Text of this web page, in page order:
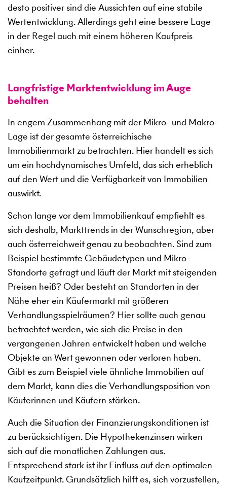
desto positiver sind die Aussichten auf eine stabile
Wertentwicklung. Allerdings geht eine bessere Lage
in der Regel auch mit einem höheren Kaufpreis
einher.
Langfristige Marktentwicklung im Auge
behalten
In engem Zusammenhang mit der Mikro- und Makro-
Lage ist der gesamte österreichische
Immobilienmarkt zu betrachten. Hier handelt es sich
um ein hochdynamisches Umfeld, das sich erheblich
auf den Wert und die Verfügbarkeit von Immobilien
auswirkt.
Schon lange vor dem Immobilienkauf empfiehlt es
sich deshalb, Markttrends in der Wunschregion, aber
auch österreichweit genau zu beobachten. Sind zum
Beispiel bestimmte Gebäudetypen und Mikro-
Standorte gefragt und läuft der Markt mit steigenden
Preisen heiß? Oder besteht an Standorten in der
Nähe eher ein Käufermarkt mit größeren
Verhandlungsspielräumen? Hier sollte auch genau
betrachtet werden, wie sich die Preise in den
vergangenen Jahren entwickelt haben und welche
Objekte an Wert gewonnen oder verloren haben.
Gibt es zum Beispiel viele ähnliche Immobilien auf
dem Markt, kann dies die Verhandlungsposition von
Käuferinnen und Käufern stärken.
Auch die Situation der Finanzierungskonditionen ist
zu berücksichtigen. Die Hypothekenzinsen wirken
sich auf die monatlichen Zahlungen aus.
Entsprechend stark ist ihr Einfluss auf den optimalen
Kaufzeitpunkt. Grundsätzlich hilft es, sich vorzustellen,